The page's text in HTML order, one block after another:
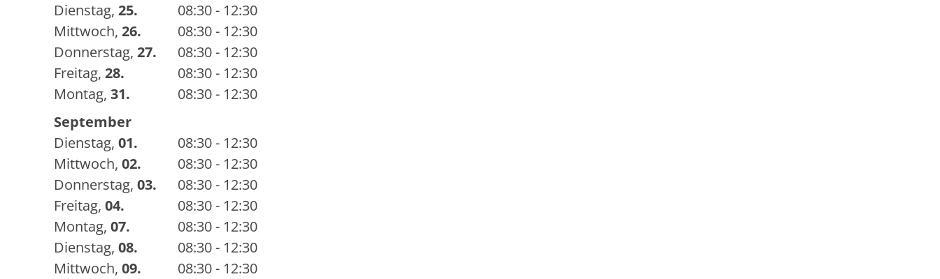
Dienstag, 25.
08:30 - 12:30
Mittwoch, 26.
08:30 - 12:30
Donnerstag, 27.
08:30 - 12:30
Freitag, 28.
08:30 - 12:30
Montag, 31.
08:30 - 12:30
September
Dienstag, 01.
08:30 - 12:30
Mittwoch, 02.
08:30 - 12:30
Donnerstag, 03.
08:30 - 12:30
Freitag, 04.
08:30 - 12:30
Montag, 07.
08:30 - 12:30
Dienstag, 08.
08:30 - 12:30
Mittwoch, 09.
08:30 - 12:30